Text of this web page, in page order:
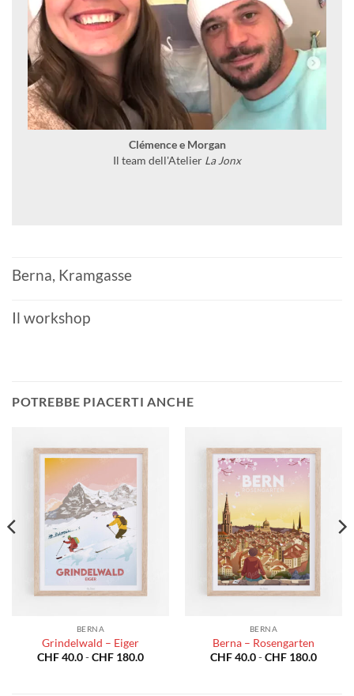
Clémence e Morgan
Il team dell'Atelier La Jonx
Berna, Kramgasse
Il workshop
POTREBBE PIACERTI ANCHE
BERNA
Grindelwald – Eiger
CHF40.0-CHF 180.0Fascia
BERNA
Berna – Rosengarten
CHF40.0-CHF 180.0Fascia